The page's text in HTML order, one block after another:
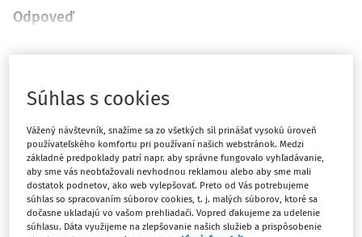
Odpoveď
Tento dokument je len pre
predplatiteľov Ropo a obce VIP.
Súhlas s cookies
Vážený návštevník, snažíme sa zo všetkých síl prinášať vysokú úroveň
používateľského komfortu pri používaní našich webstránok. Medzi
základné predpoklady patrí napr. aby správne fungovalo vyhľadávanie,
aby sme vás neobťažovali nevhodnou reklamou alebo aby sme mali
dostatok podnetov, ako web vylepšovať. Preto od Vás potrebujeme
súhlas so spracovaním súborov cookies, t. j. malých súborov, ktoré sa
dočasne ukladajú vo vašom prehliadači. Vopred ďakujeme za udelenie
súhlasu. Dáta využijeme na zlepšovanie našich služieb a prispôsobenie